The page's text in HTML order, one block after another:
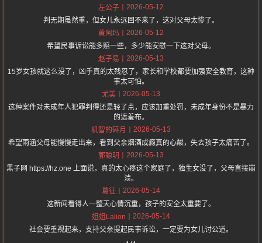
左公子
2026-05-12
判无期虽然重，但女儿永远回不来了，这对父母太惨了。
黄阿玛
2026-05-12
希望民事诉讼能多赔一些，多少能安慰一下这对父母。
赵子易
2026-05-13
15岁女孩就这么没了，凶手真的太残忍了，家长和学校都要加强安全教育，这种
事太可怕。
尤美
2026-05-13
这种案件对未成年人犯罪判得还是轻了点，应该加重处罚，未成年身份不是暴力
的遮羞布。
机智的碎月
2026-05-13
希望雨涵父母能慢慢走出来，看到父亲烟酒成瘾真的心酸，失去孩子太痛苦了。
郭聪明
2026-05-13
黑子网 https://hz.one 上面说，真的太心疼这个家庭了，独生女没了，父母直接崩
溃。
葛征
2026-05-14
这新闻看得人一整天心情沉重，孩子的安全太重要了。
姐姐Lalion
2026-05-14
社会要重视起来，支持父亲提起民事诉讼，一定要为女儿讨公道。